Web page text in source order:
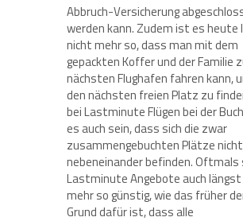
Abbruch-Versicherung
werden kann. Zudem ist es heute
nicht mehr so, dass man mit dem
gepackten Koffer und der Familie
nächsten Flughafen fahren kann,
den nächsten freien Platz zu
bei Lastminute Flügen bei der
es auch sein, dass sich die zwar
zusammengebuchten Plätze nicht
nebeneinander befinden. Oftmals
Lastminute Angebote auch
mehr so günstig, wie das früher
Grund dafür ist, dass alle